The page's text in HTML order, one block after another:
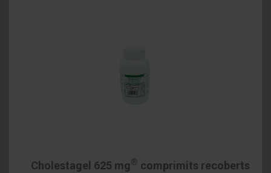
Cholestagel 625 mg® comprimits recoberts